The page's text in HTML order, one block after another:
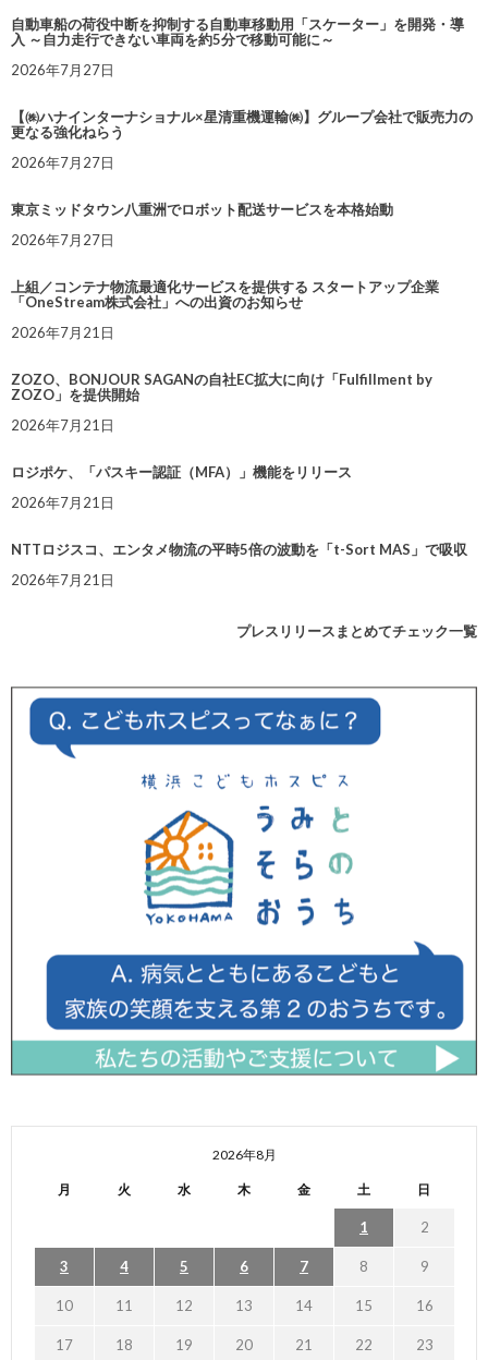
自動車船の荷役中断を抑制する自動車移動用「スケーター」を開発・導
入 ～自力走行できない車両を約5分で移動可能に～
2026年7月27日
【㈱ハナインターナショナル×星清重機運輸㈱】グループ会社で販売力の
更なる強化ねらう
2026年7月27日
東京ミッドタウン八重洲でロボット配送サービスを本格始動
2026年7月27日
上組／コンテナ物流最適化サービスを提供する スタートアップ企業
「OneStream株式会社」への出資のお知らせ
2026年7月21日
ZOZO、BONJOUR SAGANの自社EC拡大に向け「Fulfillment by
ZOZO」を提供開始
2026年7月21日
ロジポケ、「パスキー認証（MFA）」機能をリリース
2026年7月21日
NTTロジスコ、エンタメ物流の平時5倍の波動を「t-Sort MAS」で吸収
2026年7月21日
プレスリリースまとめてチェック一覧
2026年8月
月 火 水 木 金 土 日
1 2
3 4 5 6 7 8 9
10 11 12 13 14 15 16
17 18 19 20 21 22 23